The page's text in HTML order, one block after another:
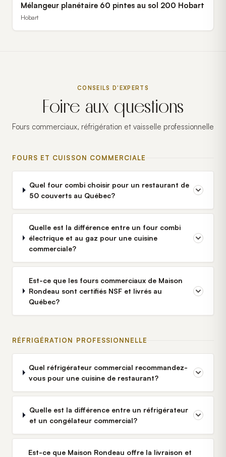
Mélangeur planétaire 60 pintes au sol 200 Hobart
Hobart
CONSEILS D'EXPERTS
Foire aux questions
Fours commerciaux, réfrigération et vaisselle professionnelle
FOURS ET CUISSON COMMERCIALE
Quel four combi choisir pour un restaurant de
50 couverts au Québec?
Quelle est la différence entre un four combi
électrique et au gaz pour une cuisine
commerciale?
Est-ce que les fours commerciaux de Maison
Rondeau sont certifiés NSF et livrés au
Québec?
RÉFRIGÉRATION PROFESSIONNELLE
Quel réfrigérateur commercial recommandez-
vous pour une cuisine de restaurant?
Quelle est la différence entre un réfrigérateur
et un congélateur commercial?
Est-ce que Maison Rondeau offre la livraison et